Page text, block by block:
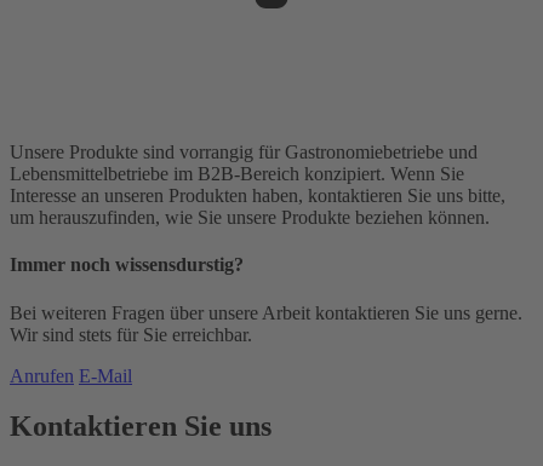
Unsere Produkte sind vorrangig für Gastronomiebetriebe und
Lebensmittelbetriebe im B2B-Bereich konzipiert. Wenn Sie
Interesse an unseren Produkten haben, kontaktieren Sie uns bitte,
um herauszufinden, wie Sie unsere Produkte beziehen können.
Immer noch wissensdurstig?
Bei weiteren Fragen über unsere Arbeit kontaktieren Sie uns gerne.
Wir sind stets für Sie erreichbar.
Anrufen E-Mail
Kontaktieren Sie uns